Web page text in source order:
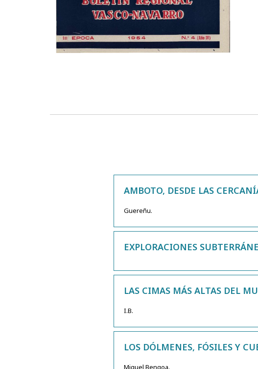
AMBOTO, DESDE LAS
Guereñu.
EXPLORACIONES
LAS CIMAS MÁS ALTAS DEL
I.B.
LOS DÓLMENES, FÓSILES Y
Miguel Bengoa.